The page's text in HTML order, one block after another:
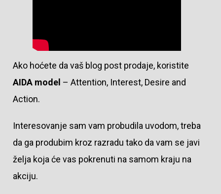
Ako hoćete da vaš blog post prodaje, koristite
AIDA model – Attention, Interest, Desire and
Action.
Interesovanje sam vam probudila uvodom, treba
da ga produbim kroz razradu tako da vam se javi
želja koja će vas pokrenuti na samom kraju na
akciju.